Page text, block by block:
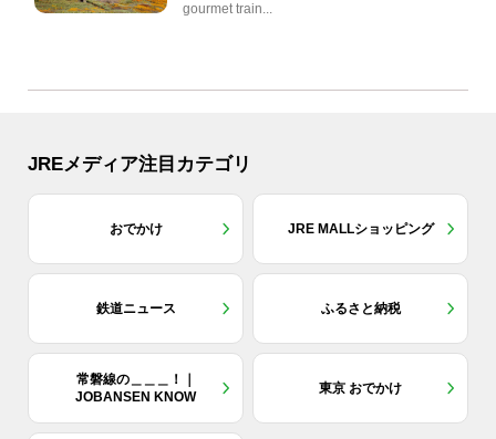
gourmet train...
JREメディア注目カテゴリ
おでかけ JRE MALLショッピング
鉄道ニュース ふるさと納税
常磐線の＿＿＿！｜
JOBANSEN KNOW
東京 おでかけ